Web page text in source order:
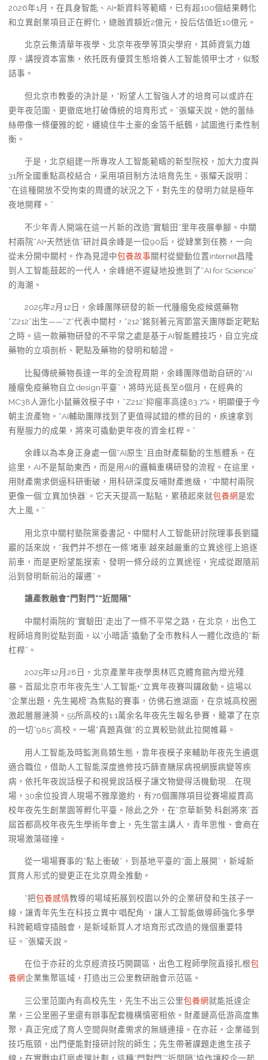
2026年1月，在具身智能、AI+新資料等範疇，已有超100個結果轉化
和立異創業項目正在孵化，總融資額近2億元，投后估值近10億元。
北京云集清華年夜學、北京年夜學等頂尖學府，其師資氣力雄
厚、講授資本富集，依托既有優質生態培養人工智能領甲士才，似駁
詰事。
但北京市教委的決計是，“盼望人工智強人才的培育可以或許在
更年夜范圍、更徹底地打破傳統的培育形式。”張耀天說。她的蕾絲
絲帶像一條優雅的蛇，纏繞住牛土豪的金箔千紙鶴，試圖進行柔性制
衡。
于是，北京組建一所專攻人工智能範疇的新型院校，加大力度與
31所全國重點高校結合，采用項目制方法培育先生。張耀天說明：
“在這種開放不受拘束的周遭的狀況之下，對先生的發明力就是極年
夜地開釋。”
不少年青人開端在這一片新的改造“實驗田”里年夜展拳腳。中關
村兩院“AI+天然迷信”研討員余峰是一位90后，從肄業到任務，一向
從未分開中關村。作為見證中包養故事關村從變動位置internet昌隆
到人工智能鼓起的一代人，余峰絕不遲疑地投進到了“AI for Science”
的海潮。
2025年2月12日，余峰團隊研發的新一代腫瘤免疫候選藥物
“Z212”出生——“Z”代表中關村，“212”銘刻著元宵節當天團隊斷定靶點
之時。這一款藥物研發的不平常之處是基于AI智能體技巧，自立完成
藥物的立項剖析、靶點及藥物的發明和驗證。
比擬傳統藥物長達一年的全流程周期，余峰團隊借助自研的“AI
腫瘤免疫藥物自立design平臺”，將時光延長至6個月，在經典的
MC38人源化小鼠藥效模子中，“Z212”抑瘤率高達83.7%，明顯優于今
朝主流產物。“AI輔助團隊找到了更值得試錯的標的目的，疾速拿到
有壓服力的成果，將來可撬動更年夜的資金杠桿。”
余峰以為本身正身處一個“AI原生”且由財產驅動的生態體系。在
這里，AI不是幫助東西，而是用AI的邏輯重構研發的流程。在這里，
用財產需求倒逼科研衝破，用科研深度反哺財產進級，“中關村兩院
更像一個‘立異加快器’。它天天提高一點點，累積起來就包養網是宏
大上風。”
用北京中關村塾院黨委書記、中關村人工智能研討院理事長劉鐵
巖的話來說，“我們并不想在一條‘堵車’越來越嚴重的立異途徑上追逐
前車，而是更盼望能摸索、發明一條分歧的立異途徑，完成從跟隨前
沿到發明新前沿的躍遷”。
讓產教融會“門對門”“近間隔”
中關村兩院的“實驗田”走出了一條不平常之路，在北京，出色工
程師培育則從點到面，以“小暗語”撬動了全市教科人一體化改造的“新
杠桿”。
2025年12月28日，北京產業年夜學奧林匹克體育館內燈光殘
暴。首屆北京市年夜先生“人工智能+”立異年夜賽叫鑼啟動。這場以
“企業出題，先生揭榜”為焦點的賽事，仿佛石進湖面，在京城高校圈
激起層層漣漪。55所高校的1.1萬余名年夜先生報名參賽，籠罩了在京
的一切“985”高校。一場“真題真做”的立異較勁就此拉開帷幕。
用人工智能及時監測鳥類生態，靠年夜模子來輔助年夜先生遴選
適合職位，借助人工智能深度進修技巧篩查糖尿病視網膜病變等疾
病，依托年夜說話模子和視覺說話模子讓文物變得活機動現……在現
場，30余位投資人現場不雅摩邀約，有76個團隊項目從賽場縱貫高
校年夜先生創業園等孵化平臺。除此之外，在“京華新勢·科創將來”首
屆首都高校年夜先生學術年會上，先生當主講人，青年思惟、會商在
現場激蕩碰撞。
從一場場賽事的“點上衝破”，到基地平臺的“面上展開”，新域新
質育人形式的變更正在北京周全推動。
“把包養感情教導的場域拓展到校園以外的企業研發和生孩子一
線，讓青年先生在科技立異中‘唱配角’，讓人工智能做導師強化多學
科跨範疇穿插融會，是新域新質人才培育形式改造的幾個重要特
征。”張耀天說。
在位于亦莊的北京經濟技巧開闢區，出色工程師學院直接扎根包
養網企業集聚區域，打造出三公里教研融會示范區。
三公里范圍內有高校先生，先生不出三公里包養網就能抵達企
業，三公里圈子里還有辦事配套機構慎密相依。財產鏈高低游高度集
聚，真正完成了育人空間與財產需求的無縫連接。在亦莊，企業碰到
技巧瓶頸，出門便能對接研討院的師生；先生帶著課題走進生孩子
線，在實戰中打磨處理計劃，這種“門對門”“近間隔”協作讓校企一起